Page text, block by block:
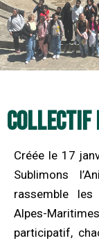
Collectif
Créée le 17
Sublimons
rassemble
Alpes-
participatif,